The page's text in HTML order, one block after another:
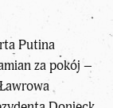
Putina
za pokój –